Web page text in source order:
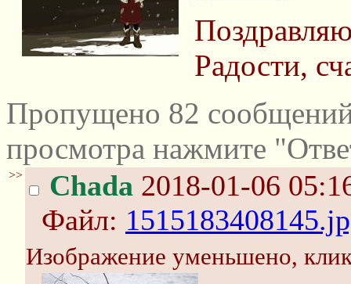
Радости,
Пропущено 82
просмотра нажмите
>> Chada 2018-01-06
Файл:
Изображение уменьшено,